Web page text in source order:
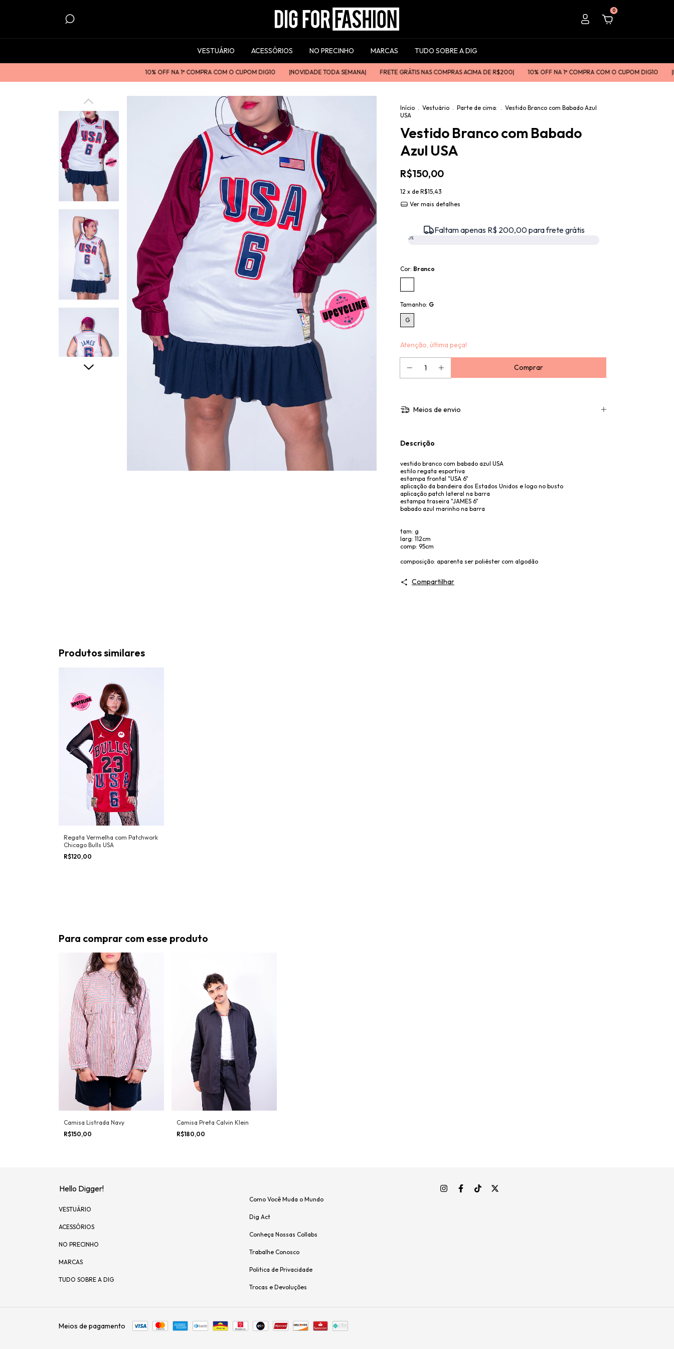
0
VESTUÁRIO ACESSÓRIOS NO PRECINHO MARCAS TUDO SOBRE A DIG
10% OFF NA 1ª COMPRA COM O CUPOM DIG10 |ㅤㅤNOVIDADE TODA SEMANAㅤㅤ| FRETE GRÁTIS NAS COMPRAS ACIMA DE R$200ㅤㅤ| 10% OFF NA 1ª COMPRA COM O CUPOM DIG10 |ㅤㅤ
Início . Vestuário . Parte de cima: . Vestido Branco com Babado Azul
USA
Vestido Branco com Babado
Azul USA
R$150,00
12 x de R$15,43
Ver mais detalhes
Faltam apenas R$ 200,00 para frete grátis
0%
Cor: Branco
Tamanho: G
G
Atenção, última peça!
Meios de envio
Descrição
vestido branco com babado azul USA
estilo regata esportiva
estampa frontal "USA 6"
aplicação da bandeira dos Estados Unidos e logo no busto
aplicação patch lateral na barra
estampa traseira "JAMES 6"
babado azul marinho na barra
tam: g
larg: 112cm
comp: 95cm
composição: aparenta ser poliéster com algodão
Compartilhar
Produtos similares
Regata Vermelha com Patchwork
Chicago Bulls USA
R$120,00
Para comprar com esse produto
Camisa Listrada Navy
R$150,00
Camisa Preta Calvin Klein
R$180,00
Hello Digger!
VESTUÁRIO
ACESSÓRIOS
NO PRECINHO
MARCAS
TUDO SOBRE A DIG
Como Você Muda o Mundo
Dig Act
Conheça Nossas Collabs
Trabalhe Conosco
Politica de Privacidade
Trocas e Devoluções
Meios de pagamento